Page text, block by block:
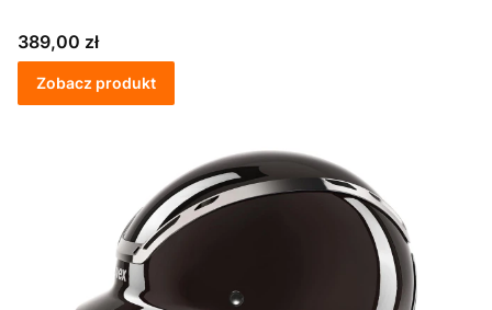
Cena
389,00 zł
Zobacz produkt